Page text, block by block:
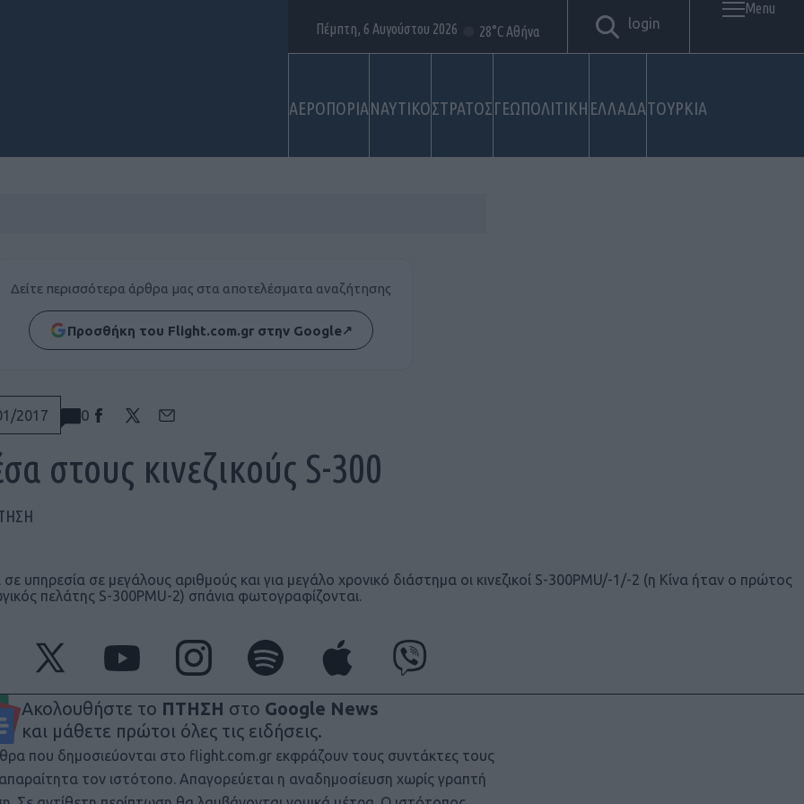
ΑΕΡΟΠΟΡΙΑΝΑΥΤΙΚΟΣΤΡΑΤΟΣΓΕΩΠΟΛΙΤΙΚΗ ΕΛΛΑΔΑΤΟΥΡΚΙΑ
Πέμπτη, 6 Αυγούστου 2026 28°C Αθήνα login
Menu
Δείτε περισσότερα άρθρα μας στα αποτελέσματα αναζήτησης
Προσθήκη του Flight.com.gr στην Google↗
2017 0
στους κινεζικούς S-300
σε υπηρεσία σε μεγάλους αριθμούς και για μεγάλο χρονικό διάστημα οι κινεζικοί S-300PMU/-1/-2 (η Κίνα ήταν ο πρώτος
πελάτης S-300PMU-2) σπάνια φωτογραφίζονται.
Ακολουθήστε το ΠΤΗΣΗ στο Google News
και μάθετε πρώτοι όλες τις ειδήσεις.
που δημοσιεύονται στο flight.com.gr εκφράζουν τους συντάκτες τους
απαραίτητα τον ιστότοπο. Απαγορεύεται η αναδημοσίευση χωρίς γραπτή